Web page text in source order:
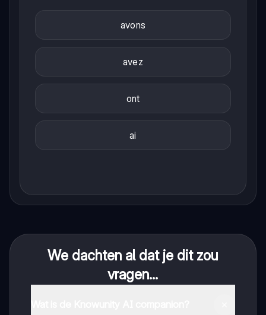
avons
avez
ont
ai
We dachten al dat je dit zou
vragen...